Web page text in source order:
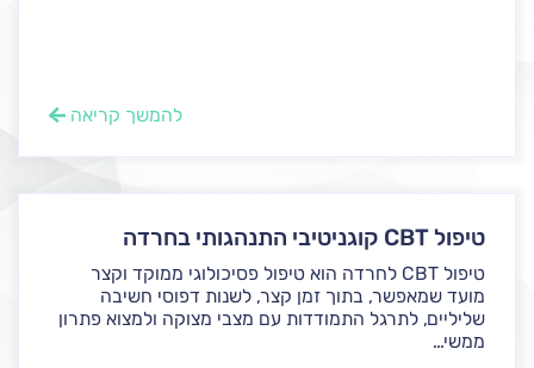
להמשך קריאה
טיפול CBT קוגניטיבי התנהגותי בחרדה
טיפול CBT לחרדה הוא טיפול פסיכולוגי ממוקד וקצר
מועד שמאפשר, בתוך זמן קצר, לשנות דפוסי חשיבה
שליליים, לתרגל התמודדות עם מצבי מצוקה ולמצוא פתרון
ממשי...